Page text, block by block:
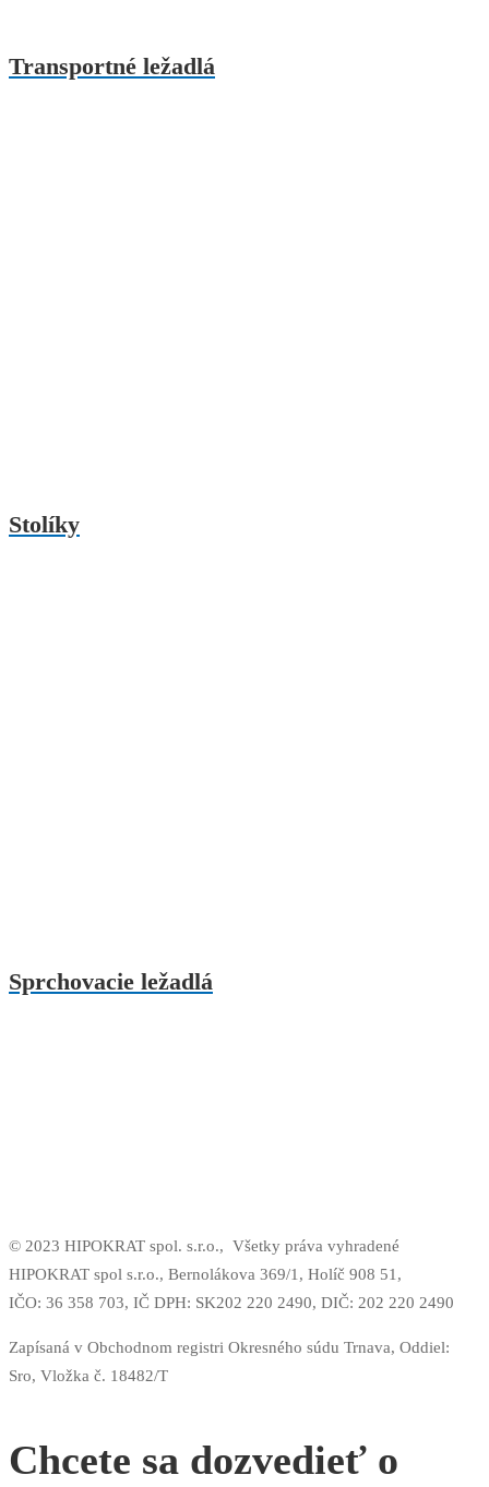
Transportné ležadlá
Stolíky
Sprchovacie ležadlá
© 2023 HIPOKRAT spol. s.r.o., Všetky práva vyhradené
HIPOKRAT spol s.r.o., Bernolákova 369/1, Holíč 908 51,
IČO: 36 358 703, IČ DPH: SK202 220 2490, DIČ: 202 220 2490
Zapísaná v Obchodnom registri Okresného súdu Trnava, Oddiel:
Sro, Vložka č. 18482/T
Chcete sa dozvedieť o